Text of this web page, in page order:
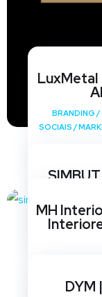
LuxMetal
BRANDING /
SOCIAIS /
SOCIAIS /
MH
DYM